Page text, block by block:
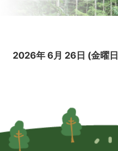
2026年 6月 26日 (金曜日